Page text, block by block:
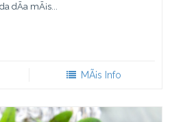
dÃ­a mÃ¡s...
MÃ¡s Info